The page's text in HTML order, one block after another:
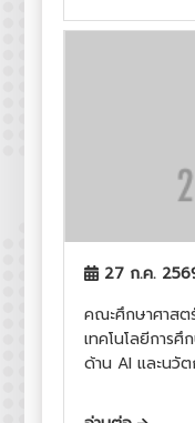
27 ก.ค.
คณะศึกษาศาส
เทคโนโลยีการ
ด้าน AI และนวัต